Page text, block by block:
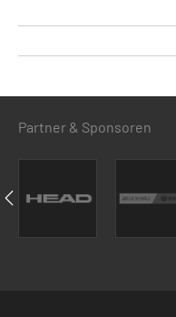
Partner & Sponsoren